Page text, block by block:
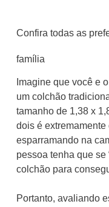
Confira todas as
família
Imagine que você e
um colchão
tamanho de 1,38 x
dois é
esparramando na
pessoa tenha que se
colchão para
Portanto, avaliando